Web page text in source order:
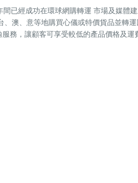
已經成功在環球網購轉運 市場及媒體
澳、意等地購買心儀或特價貨品並轉運
務，讓顧客可享受較低的產品價格及運